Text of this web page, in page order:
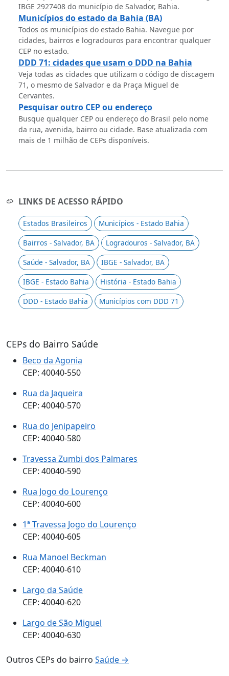
IBGE 2927408 do município de Salvador, Bahia.
Municípios do estado da Bahia (BA)
Todos os municípios do estado Bahia. Navegue por
cidades, bairros e logradouros para encontrar qualquer
CEP no estado.
DDD 71: cidades que usam o DDD na Bahia
Veja todas as cidades que utilizam o código de discagem
71, o mesmo de Salvador e da Praça Miguel de
Cervantes.
Pesquisar outro CEP ou endereço
Busque qualquer CEP ou endereço do Brasil pelo nome
da rua, avenida, bairro ou cidade. Base atualizada com
mais de 1 milhão de CEPs disponíveis.
LINKS DE ACESSO RÁPIDO
Estados Brasileiros
Municípios - Estado Bahia
Bairros - Salvador, BA
Logradouros - Salvador, BA
Saúde - Salvador, BA
IBGE - Salvador, BA
IBGE - Estado Bahia
História - Estado Bahia
DDD - Estado Bahia
Municípios com DDD 71
CEPs do Bairro Saúde
Beco da Agonia
CEP: 40040-550
Rua da Jaqueira
CEP: 40040-570
Rua do Jenipapeiro
CEP: 40040-580
Travessa Zumbi dos Palmares
CEP: 40040-590
Rua Jogo do Lourenço
CEP: 40040-600
1ª Travessa Jogo do Lourenço
CEP: 40040-605
Rua Manoel Beckman
CEP: 40040-610
Largo da Saúde
CEP: 40040-620
Largo de São Miguel
CEP: 40040-630
Outros CEPs do bairro Saúde →